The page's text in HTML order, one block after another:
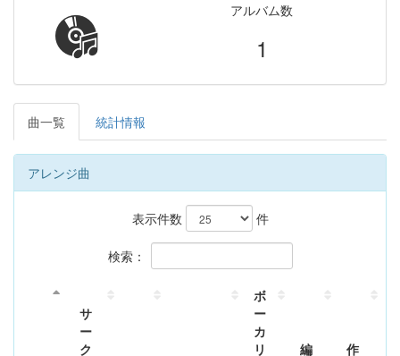
アルバム数
1
曲一覧 統計情報
アレンジ曲
表示件数 件
検索：
サ
ー
ク
ボ
ー
カ
リ
編 作